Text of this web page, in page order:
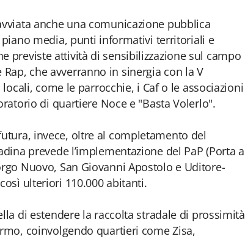
anche una comunicazione pubblica
media, punti informativi territoriali e
previste attività di sensibilizzazione sul campo
che avverranno in sinergia con la V
come le parrocchie, i Caf o le associazioni
di quartiere Noce e "Basta Volerlo".
invece, oltre al completamento del
prevede l’implementazione del PaP (Porta a
Nuovo, San Giovanni Apostolo e Uditore-
ulteriori 110.000 abitanti.
di estendere la raccolta stradale di prossimità
coinvolgendo quartieri come Zisa,